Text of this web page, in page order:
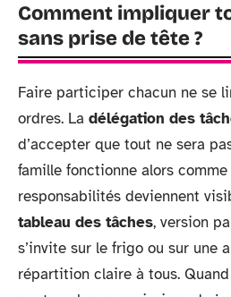
Comment impliquer
sans prise de tête ?
Faire participer chacun ne se
ordres. La délégation des
d’accepter que tout ne sera
famille fonctionne alors
responsabilités deviennent
tableau des tâches, version
s’invite sur le frigo ou sur une
répartition claire à tous.